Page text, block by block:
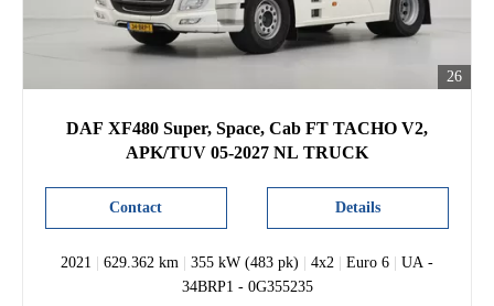
26
DAF XF480 Super, Space, Cab FT TACHO V2,
APK/TUV 05-2027 NL TRUCK
Details
Contact
2021 | 629.362 km | 355 kW (483 pk) | 4x2 | Euro 6 | UA -
34BRP1 - 0G355235